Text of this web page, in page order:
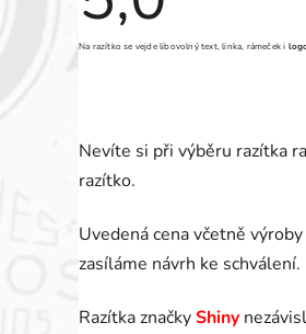
5,0
Na razítko se vejde libovolný text, linka, rámeček i
Nevíte si při výběru razítka
razítko.
Uvedená cena včetně
zasíláme návrh ke schválení.
Razítka značkyShiny